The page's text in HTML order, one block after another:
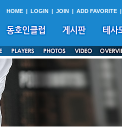
HOME | LOGIN | JOIN | ADD FAVORITE |